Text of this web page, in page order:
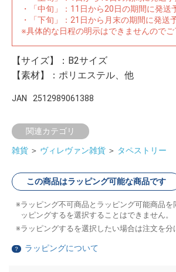
・「中旬」：11日から20日の期間に発送
・「下旬」：21日から月末の期間に発送
※具体的な日程の明示はできませんのでご
【サイズ】：B2サイズ
【素材】：ポリエステル、他
JAN 2512989061388
関連カテゴリ
雑貨 ＞ ヴィレヴァン雑貨 ＞ タペストリー
この商品はラッピング可能な商品です
ラッピング不可商品とラッピング可能商品を
ッピングするを選択することはできません。
ラッピングするを選択したい場合は注文を分
？ ラッピングについて